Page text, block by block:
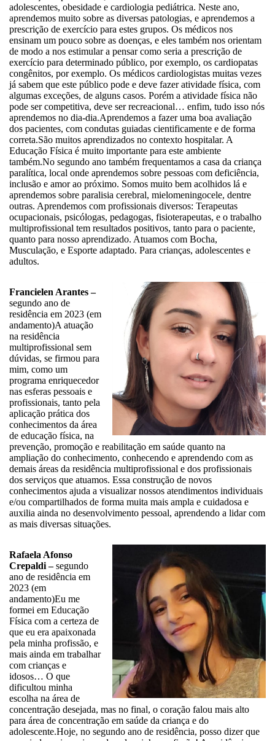
adolescentes, obesidade e cardiologia pediátrica. Neste ano,
aprendemos muito sobre as diversas patologias, e aprendemos a
prescrição de exercício para estes grupos. Os médicos nos
ensinam um pouco sobre as doenças, e eles também nos orientam
de modo a nos estimular a pensar como seria a prescrição de
exercício para determinado público, por exemplo, os cardiopatas
congênitos, por exemplo. Os médicos cardiologistas muitas vezes
já sabem que este público pode e deve fazer atividade física, com
algumas exceções, de alguns casos. Porém a atividade física não
pode ser competitiva, deve ser recreacional… enfim, tudo isso nós
aprendemos no dia-dia.Aprendemos a fazer uma boa avaliação
dos pacientes, com condutas guiadas cientificamente e de forma
correta.São muitos aprendizados no contexto hospitalar. A
Educação Física é muito importante para este ambiente
também.No segundo ano também frequentamos a casa da criança
paralítica, local onde aprendemos sobre pessoas com deficiência,
inclusão e amor ao próximo. Somos muito bem acolhidos lá e
aprendemos sobre paralisia cerebral, mielomeningocele, dentre
outras. Aprendemos com profissionais diversos: Terapeutas
ocupacionais, psicólogas, pedagogas, fisioterapeutas, e o trabalho
multiprofissional tem resultados positivos, tanto para o paciente,
quanto para nosso aprendizado. Atuamos com Bocha,
Musculação, e Esporte adaptado. Para crianças, adolescentes e
adultos.
Francielen Arantes –
segundo ano de
residência em 2023 (em
andamento)A atuação
na residência
multiprofissional sem
dúvidas, se firmou para
mim, como um
programa enriquecedor
nas esferas pessoais e
profissionais, tanto pela
aplicação prática dos
conhecimentos da área
de educação física, na
prevenção, promoção e reabilitação em saúde quanto na
ampliação do conhecimento, conhecendo e aprendendo com as
demais áreas da residência multiprofissional e dos profissionais
dos serviços que atuamos. Essa construção de novos
conhecimentos ajuda a visualizar nossos atendimentos individuais
e/ou compartilhados de forma muita mais ampla e cuidadosa e
auxilia ainda no desenvolvimento pessoal, aprendendo a lidar com
as mais diversas situações.
Rafaela Afonso
Crepaldi –segundo
ano de residência em
2023 (em
andamento)Eu me
formei em Educação
Física com a certeza de
que eu era apaixonada
pela minha profissão, e
mais ainda em trabalhar
com crianças e
idosos… O que
dificultou minha
escolha na área de
concentração desejada, mas no final, o coração falou mais alto
para área de concentração em saúde da criança e do
adolescente.Hoje, no segundo ano de residência, posso dizer que